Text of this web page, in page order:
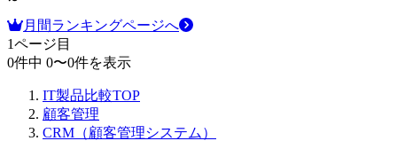
月間ランキングページへ
1ページ目
0件中 0〜0件を表示
IT製品比較TOP
顧客管理
CRM（顧客管理システム）